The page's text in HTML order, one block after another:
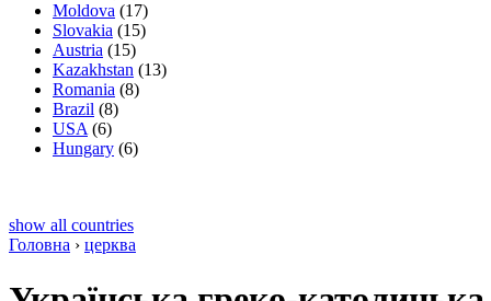
Moldova (17)
Slovakia (15)
Austria (15)
Kazakhstan (13)
Romania (8)
Brazil (8)
USA (6)
Hungary (6)
show all countries
Головна › церква